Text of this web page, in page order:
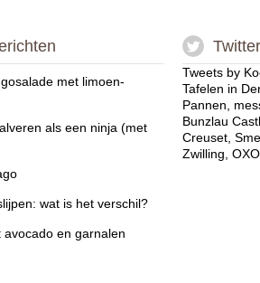
met limoen-
als een ninja (met
wat is het verschil?
en garnalen
Twitter
Tweets by
Tafelen in
Pannen,
Bunzlau
Creuset,
Zwilling,